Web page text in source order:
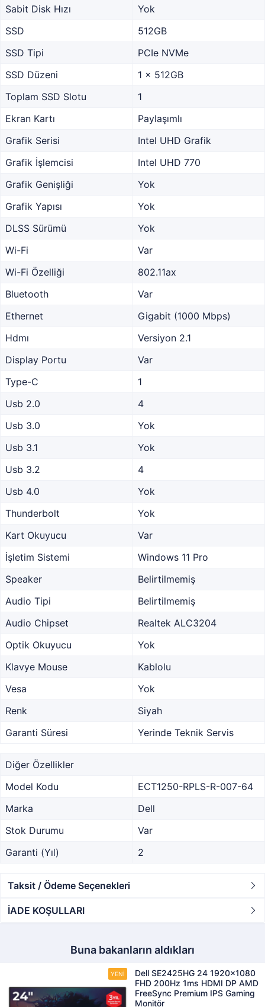
Sabit Disk Hızı
Yok
SSD
512GB
SSD Tipi
PCIe NVMe
SSD Düzeni
1 x 512GB
Toplam SSD Slotu
1
Ekran Kartı
Paylaşımlı
Grafik Serisi
Intel UHD Grafik
Grafik İşlemcisi
Intel UHD 770
Grafik Genişliği
Yok
Grafik Yapısı
Yok
DLSS Sürümü
Yok
Wi-Fi
Var
Wi-Fi Özelliği
802.11ax
Bluetooth
Var
Ethernet
Gigabit (1000 Mbps)
Hdmı
Versiyon 2.1
Display Portu
Var
Type-C
1
Usb 2.0
4
Usb 3.0
Yok
Usb 3.1
Yok
Usb 3.2
4
Usb 4.0
Yok
Thunderbolt
Yok
Kart Okuyucu
Var
İşletim Sistemi
Windows 11 Pro
Speaker
Belirtilmemiş
Audio Tipi
Belirtilmemiş
Audio Chipset
Realtek ALC3204
Optik Okuyucu
Yok
Klavye Mouse
Kablolu
Vesa
Yok
Renk
Siyah
Garanti Süresi
Yerinde Teknik Servis
Diğer Özellikler
Model Kodu
ECT1250-RPLS-R-007-64
Marka
Dell
Stok Durumu
Var
Garanti (Yıl)
2
Taksit / Ödeme Seçenekleri
İADE KOŞULLARI
Buna bakanların aldıkları
Dell SE2425HG 24 1920x1080
FHD 200Hz 1ms HDMI DP AMD
FreeSync Premium IPS Gaming
Monitör